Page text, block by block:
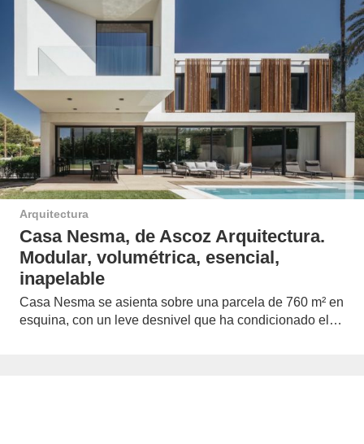
Arquitectura
Casa Nesma, de Ascoz Arquitectura.
Modular, volumétrica, esencial,
inapelable
Casa Nesma se asienta sobre una parcela de 760 m² en
esquina, con un leve desnivel que ha condicionado el…